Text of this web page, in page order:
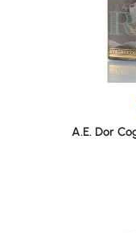
Durchschnittliche
A.E. Dor